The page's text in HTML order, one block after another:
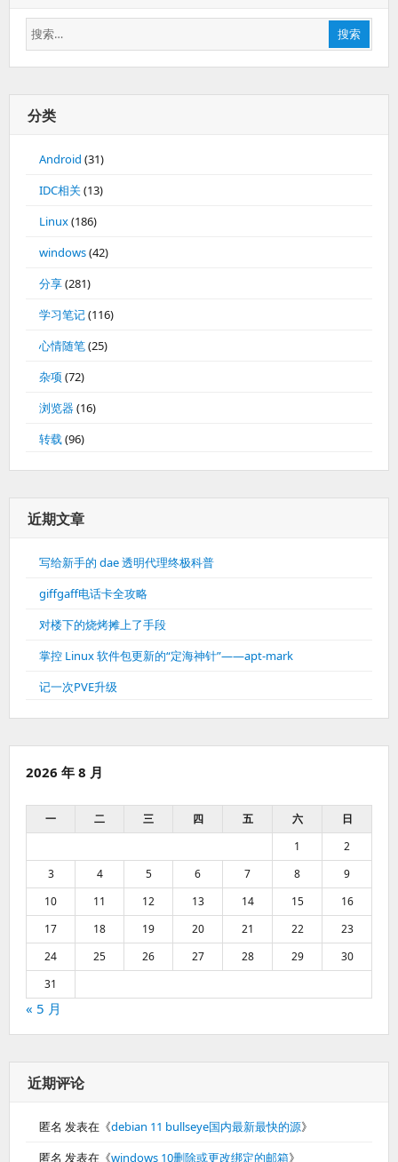
搜
索：
搜索
分类
Android (31)
IDC相关(13)
Linux(186)
windows(42)
分享(281)
学习笔记(116)
心情随笔(25)
杂项 (72)
浏览器(16)
转载(96)
近期文章
写给新手的 dae 透明代理终极科普
giffgaff电话卡全攻略
对楼下的烧烤摊上了手段
掌控 Linux 软件包更新的“定海神针”——apt-mark
记一次PVE升级
2026 年 8 月
一 二 三 四 五 六
日
1
2
3
4 5 6 7 8
9
10
11 12 13 14 15
16
17
18 19 20 21 22
23
24
25 26 27 28 29
30
31
« 5 月
近期评论
匿名 发表在《debian 11 bullseye国内最新最快的源》
匿名 发表在《windows 10删除或更改绑定的邮箱》